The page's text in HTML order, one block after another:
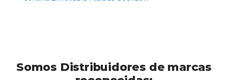
Somos Distribuidores de marcas